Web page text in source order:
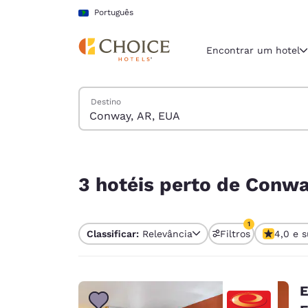
Pular Para Conteúdo Principal
Português
Região e
Américas
English
Encontrar um hotel
Pesquisar hotéis
Destino
3 hotéis perto de
Classificar: Relevância Filtros
1
1 filtro
4,0 e